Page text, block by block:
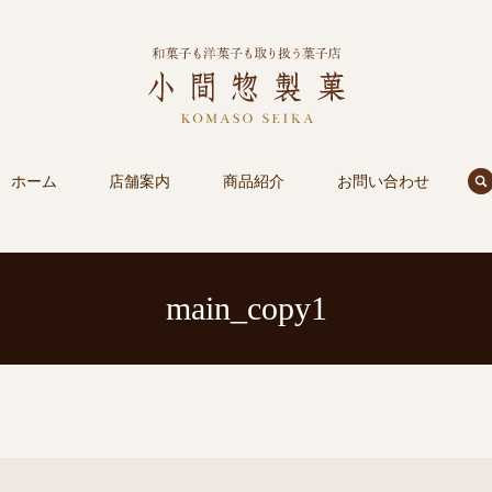
ホーム 店舗案内 商品紹介 お問い合わせ
main_copy1